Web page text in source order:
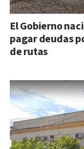
El Gobierno
pagar deudas
de rutas